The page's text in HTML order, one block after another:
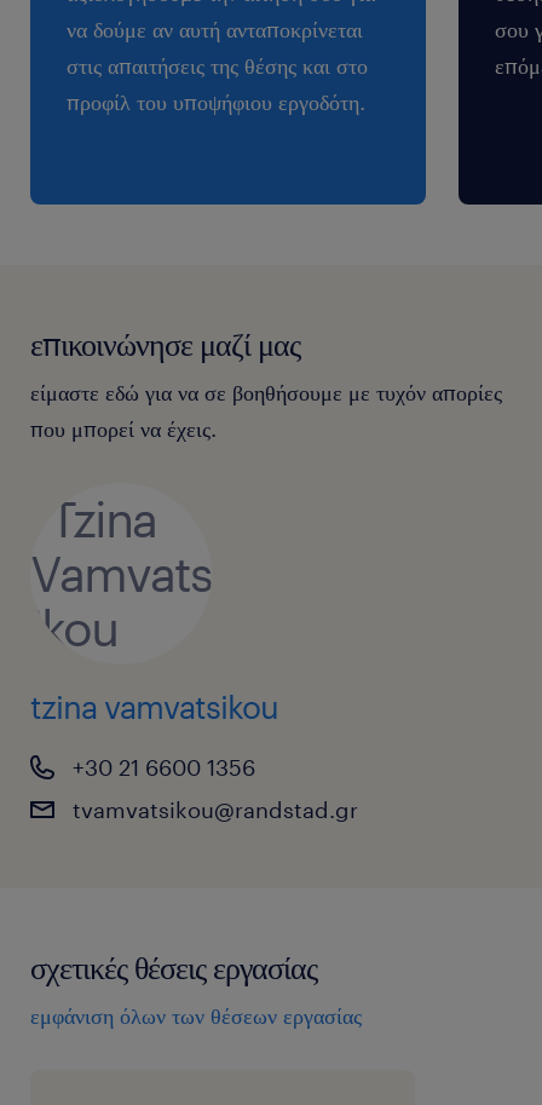
να δούμε αν αυτή ανταποκρίνεται
στις απαιτήσεις της θέσης και στο
προφίλ του υποψήφιου εργοδότη.
σου
επικοινώνησε μαζί μας
είμαστε εδώ για να σε βοηθήσουμε με τυχόν απορίες
που μπορεί να έχεις.
tzina vamvatsikou
+30 21 6600 1356
tvamvatsikou@randstad.gr
σχετικές θέσεις εργασίας
εμφάνιση όλων των θέσεων εργασίας